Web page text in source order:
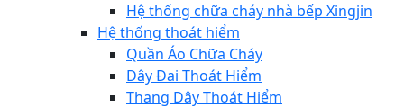
Hệ thống chữa cháy nhà bếp Xingjin
Hệ thống thoát hiểm
Quần Áo Chữa Cháy
Dây Đai Thoát Hiểm
Thang Dây Thoát Hiểm